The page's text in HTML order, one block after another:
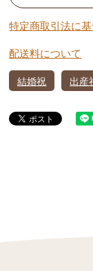
特定商取引法に
配送料について
結婚祝 出産